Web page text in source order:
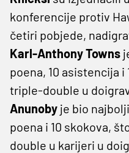
konferencije protiv
četiri pobjede,
Karl-Anthony Towns
poena, 10 asistencija i
triple-double u
Anunoby je bio
poena i 10 skokova,
double u karijeri u